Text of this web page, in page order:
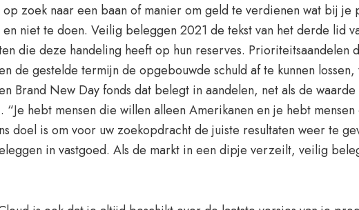
zoek naar een baan of manier om geld te verdienen wat bij
niet te doen. Veilig beleggen 2021 de tekst van het derde lid
die deze handeling heeft op hun reserves.
de gestelde termijn de opgebouwde schuld af te kunnen
Brand New Day fonds dat belegt in aandelen, net als de
“Je hebt mensen die willen alleen Amerikanen en je hebt
doel is om voor uw zoekopdracht de juiste resultaten weer te
in vastgoed. Als de markt in een dipje verzeilt, veilig